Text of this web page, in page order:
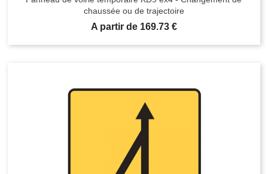
chaussée ou de trajectoire
Prix
A partir de 169.73 €